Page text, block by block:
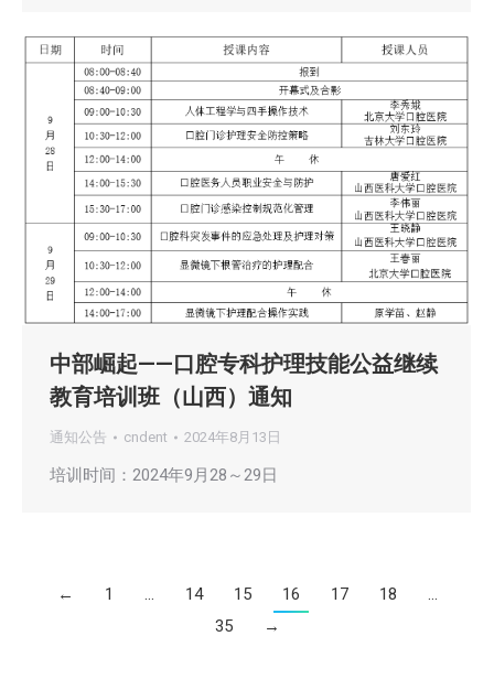
中部崛起——口腔专科护理技能公益继续
教育培训班（山西）通知
通知公告 cndent 2024年8月13日
培训时间：2024年9月28～29日
← 1 … 14 15 16 17 18
…
35
→